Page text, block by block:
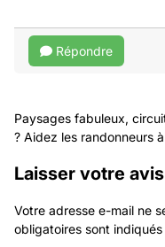
Répondre
Paysages fabuleux,
? Aidez les randonneurs
Laisser votre avis
Votre adresse e-mail ne
obligatoires sont